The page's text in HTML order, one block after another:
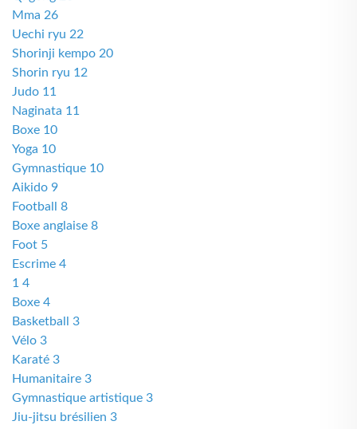
Mma 26
Uechi ryu 22
Shorinji kempo 20
Shorin ryu 12
Judo 11
Naginata 11
Boxe 10
Yoga 10
Gymnastique 10
Aikido 9
Football 8
Boxe anglaise 8
Foot 5
Escrime 4
1 4
Boxe 4
Basketball 3
Vélo 3
Karaté 3
Humanitaire 3
Gymnastique artistique 3
Jiu-jitsu brésilien 3